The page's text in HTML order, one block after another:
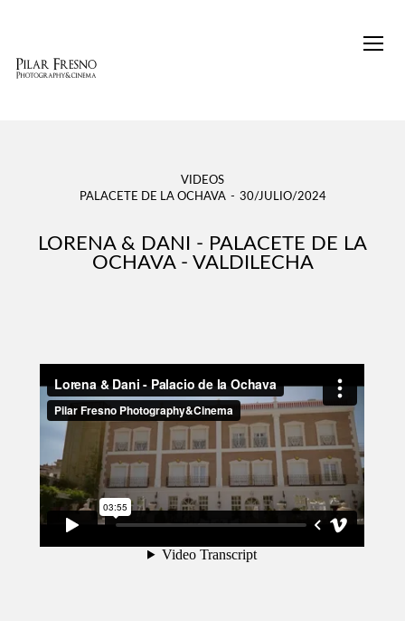
VIDEOS
PALACETE DE LA OCHAVA
30/JULIO/2024
LORENA & DANI - PALACETE DE LA
OCHAVA - VALDILECHA